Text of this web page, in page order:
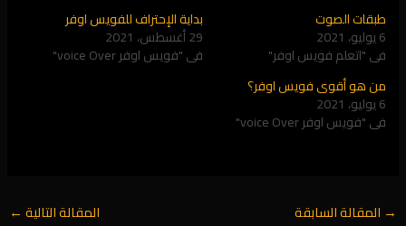
طبقات الصوت
6 يوليو، 2021
في "اتعلم فويس اوفر"
بداية الإحتراف للفويس اوفر
29 أغسطس، 2021
في "فويس اوفر voice Over"
من هو أقوى فويس اوفر؟
6 يوليو، 2021
في "فويس اوفر voice Over"
→ المقالة السابقة المقالة التالية ←